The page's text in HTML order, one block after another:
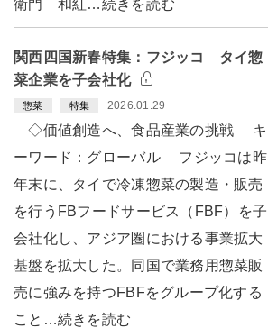
衛門 和紅…続きを読む
関西四国新春特集：フジッコ タイ惣
菜企業を子会社化
惣菜 特集 2026.01.29
◇価値創造へ、食品産業の挑戦 キ
ーワード：グローバル フジッコは昨
年末に、タイで冷凍惣菜の製造・販売
を行うFBフードサービス（FBF）を子
会社化し、アジア圏における事業拡大
基盤を拡大した。同国で業務用惣菜販
売に強みを持つFBFをグループ化する
こと…続きを読む